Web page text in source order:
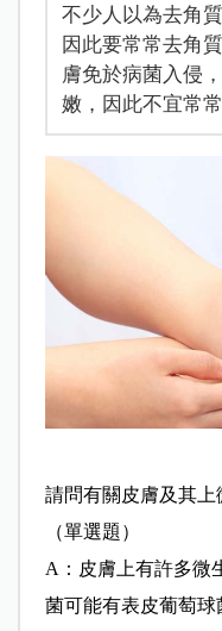
不少人以為去角
因此要常常去角
膚免於病菌入侵
嫩，因此不宜常常
請問有關皮膚及其上
（單選題）
A：皮膚上有許多微
菌可能有表皮葡萄球